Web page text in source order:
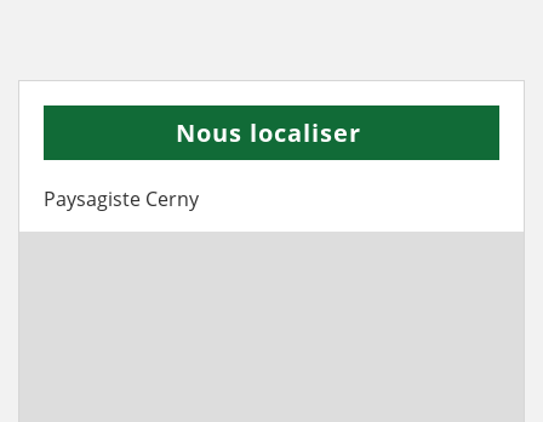
Nous localiser
Paysagiste Cerny